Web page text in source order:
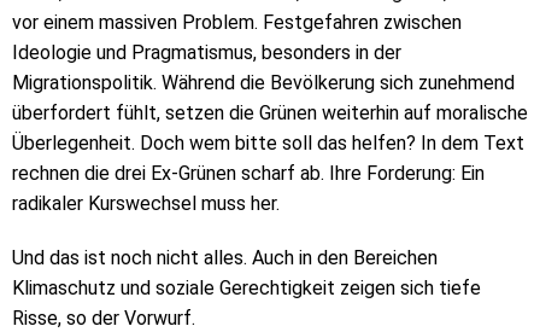
vor einem massiven Problem. Festgefahren zwischen
Ideologie und Pragmatismus, besonders in der
Migrationspolitik. Während die Bevölkerung sich zunehmend
überfordert fühlt, setzen die Grünen weiterhin auf moralische
Überlegenheit. Doch wem bitte soll das helfen? In dem Text
rechnen die drei Ex-Grünen scharf ab. Ihre Forderung: Ein
radikaler Kurswechsel muss her.
Und das ist noch nicht alles. Auch in den Bereichen
Klimaschutz und soziale Gerechtigkeit zeigen sich tiefe
Risse, so der Vorwurf.